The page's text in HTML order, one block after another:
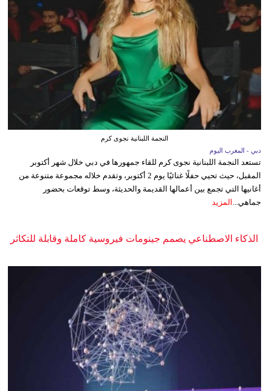
النجمة اللبنانية نجوى كرم
دبي - المغرب اليوم
تستعد النجمة اللبنانية نجوى كرم للقاء جمهورها في دبي خلال شهر أكتوبر
المقبل، حيث تحيي حفلًا غنائيًا يوم 2 أكتوبر، وتقدم خلاله مجموعة متنوعة من
أغانيها التي تجمع بين أعمالها القديمة والحديثة، وسط توقعات بحضور
جماهي... المزيد
الذكاء الاصطناعي يصمم جينومات فيروسية كاملة وقابلة للتكاثر